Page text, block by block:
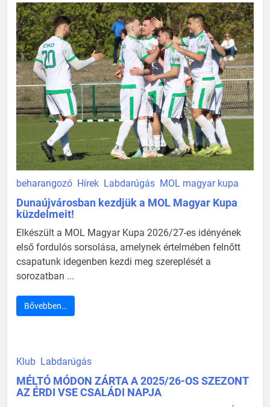
beharangozó Hírek Labdarúgás MOL magyar kupa
Dunaújvárosban kezdjük a MOL Magyar Kupa
küzdelmeit!
Elkészült a MOL Magyar Kupa 2026/27-es idényének
első fordulós sorsolása, amelynek értelmében felnőtt
csapatunk idegenben kezdi meg szereplését a
sorozatban ...
Bővebben…
Klub Labdarúgás
MÉLTÓ MÓDON ZÁRTA A 2025/26-OS SZEZONT
AZ ÉRDI VSE CSALÁDI NAPJA